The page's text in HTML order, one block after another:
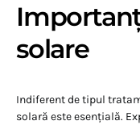
solare
Indiferent de tipul
solară este esențială.